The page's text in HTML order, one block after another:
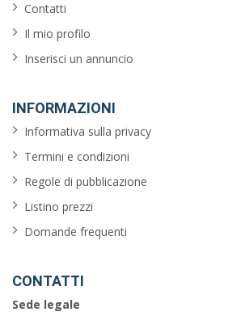
Contatti
Il mio profilo
Inserisci un annuncio
INFORMAZIONI
Informativa sulla privacy
Termini e condizioni
Regole di pubblicazione
Listino prezzi
Domande frequenti
CONTATTI
Sede legale